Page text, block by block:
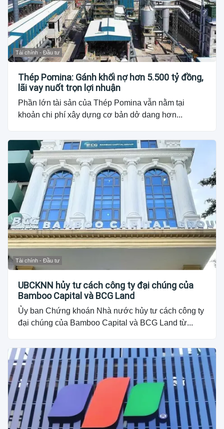
Tài chính - Đầu tư
Thép Pomina: Gánh khối nợ hơn 5.500 tỷ đồng,
lãi vay nuốt trọn lợi nhuận
Phần lớn tài sản của Thép Pomina vẫn nằm tại
khoản chi phí xây dựng cơ bản dở dang hơn...
Tài chính - Đầu tư
UBCKNN hủy tư cách công ty đại chúng của
Bamboo Capital và BCG Land
Ủy ban Chứng khoán Nhà nước hủy tư cách công ty
đại chúng của Bamboo Capital và BCG Land từ...